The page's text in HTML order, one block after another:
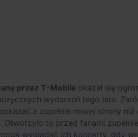
przez T-Mobile okazał się
wydarzeń tego lata.
z zupełnie nowej strony niż
to przed fanami
wyglądać ich koncerty, gdy